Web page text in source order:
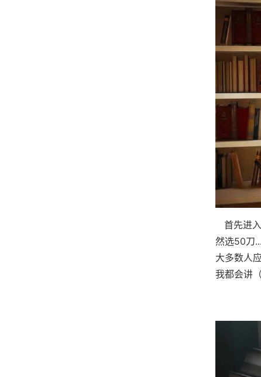
首先进
然选50刀
大多数人
我都会讲